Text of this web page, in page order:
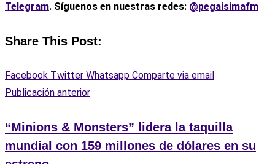
Telegram. Síguenos en nuestras redes: @pegaisimafm
Share This Post:
Facebook Twitter Whatsapp Comparte via email
Publicación anterior
“Minions & Monsters” lidera la taquilla
mundial con 159 millones de dólares en su